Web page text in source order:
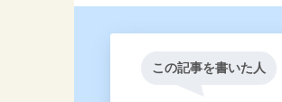
この記事を書いた人